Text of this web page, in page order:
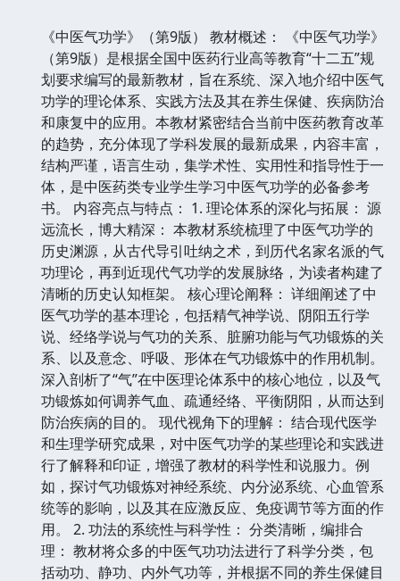
《中医气功学》（第9版） 教材概述： 《中医气功学》
（第9版）是根据全国中医药行业高等教育“十二五”规
划要求编写的最新教材，旨在系统、深入地介绍中医气
功学的理论体系、实践方法及其在养生保健、疾病防治
和康复中的应用。本教材紧密结合当前中医药教育改革
的趋势，充分体现了学科发展的最新成果，内容丰富，
结构严谨，语言生动，集学术性、实用性和指导性于一
体，是中医药类专业学生学习中医气功学的必备参考
书。 内容亮点与特点： 1. 理论体系的深化与拓展： 源
远流长，博大精深： 本教材系统梳理了中医气功学的
历史渊源，从古代导引吐纳之术，到历代名家名派的气
功理论，再到近现代气功学的发展脉络，为读者构建了
清晰的历史认知框架。 核心理论阐释： 详细阐述了中
医气功学的基本理论，包括精气神学说、阴阳五行学
说、经络学说与气功的关系、脏腑功能与气功锻炼的关
系、以及意念、呼吸、形体在气功锻炼中的作用机制。
深入剖析了“气”在中医理论体系中的核心地位，以及气
功锻炼如何调养气血、疏通经络、平衡阴阳，从而达到
防治疾病的目的。 现代视角下的理解： 结合现代医学
和生理学研究成果，对中医气功学的某些理论和实践进
行了解释和印证，增强了教材的科学性和说服力。例
如，探讨气功锻炼对神经系统、内分泌系统、心血管系
统等的影响，以及其在应激反应、免疫调节等方面的作
用。 2. 功法的系统性与科学性： 分类清晰，编排合
理： 教材将众多的中医气功功法进行了科学分类，包
括动功、静功、内外气功等，并根据不同的养生保健目